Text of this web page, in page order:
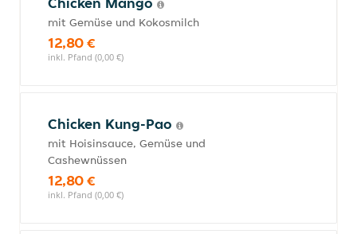
mit Gemüse und Kokosmilch
12,80 €
inkl. Pfand (0,00 €)
Chicken Kung-Pao
mit Hoisinsauce, Gemüse und
Cashewnüssen
12,80 €
inkl. Pfand (0,00 €)